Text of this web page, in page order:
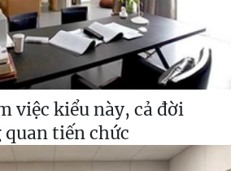
việc kiểu này, cả đời
tiến chức